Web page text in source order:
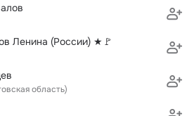
Ленина (России) ★🚩
область)